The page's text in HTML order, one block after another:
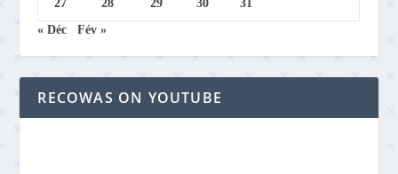
27 28 29 30
31
« Déc
Fév »
RECOWAS ON YOUTUBE